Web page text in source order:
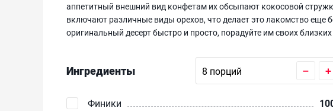
аппетитный внешний вид конфетам их обсыпают кокосовой
включают различные виды орехов, что делает это лакомство еще
оригинальный десерт быстро и просто, порадуйте им своих
Ингредиенты – +
Финики